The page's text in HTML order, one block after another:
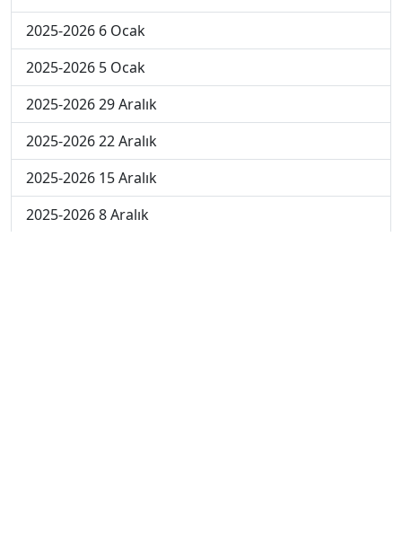
2025-2026 6 Ocak
2025-2026 5 Ocak
2025-2026 29 Aralık
2025-2026 22 Aralık
2025-2026 15 Aralık
2025-2026 8 Aralık